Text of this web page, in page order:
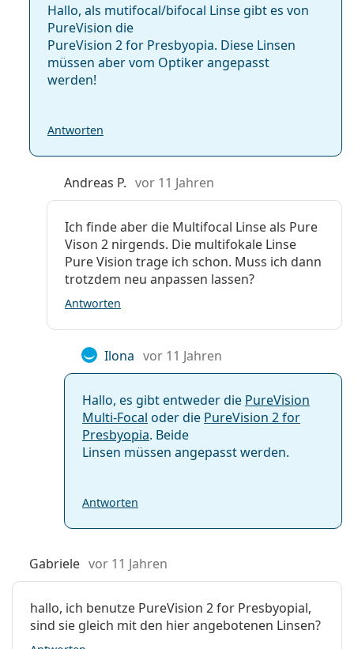
Hallo, als mutifocal/bifocal Linse gibt es von
PureVision die
PureVision 2 for Presbyopia. Diese Linsen
müssen aber vom Optiker angepasst
werden!
Antworten
Andreas P. vor 11 Jahren
Ich finde aber die Multifocal Linse als Pure
Vison 2 nirgends. Die multifokale Linse
Pure Vision trage ich schon. Muss ich dann
trotzdem neu anpassen lassen?
Antworten
Ilona vor 11 Jahren
Hallo, es gibt entweder die PureVision
Multi-Focal oder die PureVision 2 for
Presbyopia. Beide
Linsen müssen angepasst werden.
Antworten
Gabriele vor 11 Jahren
hallo, ich benutze PureVision 2 for Presbyopial,
sind sie gleich mit den hier angebotenen Linsen?